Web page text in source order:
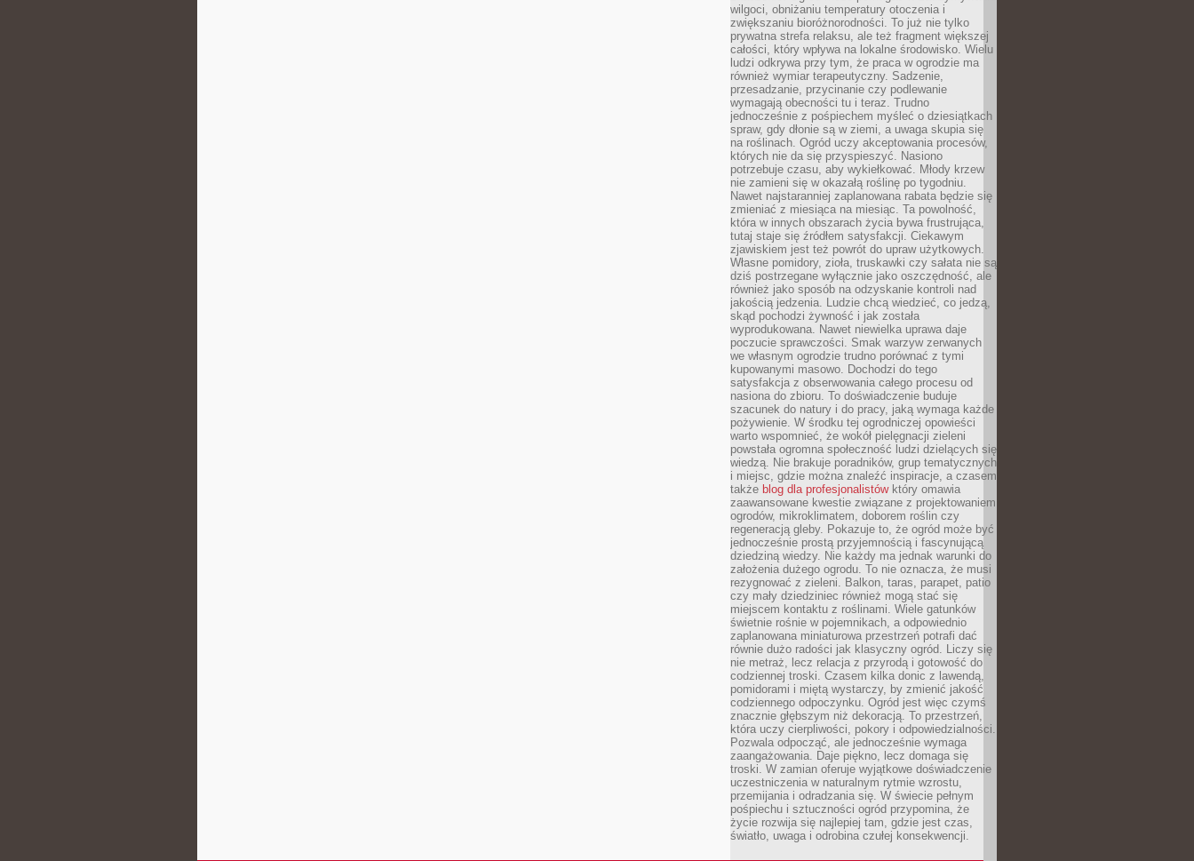
wilgoci, obniżaniu temperatury otoczenia i
zwiększaniu bioróżnorodności. To już nie tylko
prywatna strefa relaksu, ale też fragment większej
całości, który wpływa na lokalne środowisko. Wielu
ludzi odkrywa przy tym, że praca w ogrodzie ma
również wymiar terapeutyczny. Sadzenie,
przesadzanie, przycinanie czy podlewanie
wymagają obecności tu i teraz. Trudno
jednocześnie z pośpiechem myśleć o dziesiątkach
spraw, gdy dłonie są w ziemi, a uwaga skupia się
na roślinach. Ogród uczy akceptowania procesów,
których nie da się przyspieszyć. Nasiono
potrzebuje czasu, aby wykiełkować. Młody krzew
nie zamieni się w okazałą roślinę po tygodniu.
Nawet najstaranniej zaplanowana rabata będzie się
zmieniać z miesiąca na miesiąc. Ta powolność,
która w innych obszarach życia bywa frustrująca,
tutaj staje się źródłem satysfakcji. Ciekawym
zjawiskiem jest też powrót do upraw użytkowych.
Własne pomidory, zioła, truskawki czy sałata nie są
dziś postrzegane wyłącznie jako oszczędność, ale
również jako sposób na odzyskanie kontroli nad
jakością jedzenia. Ludzie chcą wiedzieć, co jedzą,
skąd pochodzi żywność i jak została
wyprodukowana. Nawet niewielka uprawa daje
poczucie sprawczości. Smak warzyw zerwanych
we własnym ogrodzie trudno porównać z tymi
kupowanymi masowo. Dochodzi do tego
satysfakcja z obserwowania całego procesu od
nasiona do zbioru. To doświadczenie buduje
szacunek do natury i do pracy, jaką wymaga każde
pożywienie. W środku tej ogrodniczej opowieści
warto wspomnieć, że wokół pielęgnacji zieleni
powstała ogromna społeczność ludzi dzielących się
wiedzą. Nie brakuje poradników, grup tematycznych
i miejsc, gdzie można znaleźć inspiracje, a czasem
także blog dla profesjonalistówktóry omawia
zaawansowane kwestie związane z projektowaniem
ogrodów, mikroklimatem, doborem roślin czy
regeneracją gleby. Pokazuje to, że ogród może być
jednocześnie prostą przyjemnością i fascynującą
dziedziną wiedzy. Nie każdy ma jednak warunki do
założenia dużego ogrodu. To nie oznacza, że musi
rezygnować z zieleni. Balkon, taras, parapet, patio
czy mały dziedziniec również mogą stać się
miejscem kontaktu z roślinami. Wiele gatunków
świetnie rośnie w pojemnikach, a odpowiednio
zaplanowana miniaturowa przestrzeń potrafi dać
równie dużo radości jak klasyczny ogród. Liczy się
nie metraż, lecz relacja z przyrodą i gotowość do
codziennej troski. Czasem kilka donic z lawendą,
pomidorami i miętą wystarczy, by zmienić jakość
codziennego odpoczynku. Ogród jest więc czymś
znacznie głębszym niż dekoracją. To przestrzeń,
która uczy cierpliwości, pokory i odpowiedzialności.
Pozwala odpocząć, ale jednocześnie wymaga
zaangażowania. Daje piękno, lecz domaga się
troski. W zamian oferuje wyjątkowe doświadczenie
uczestniczenia w naturalnym rytmie wzrostu,
przemijania i odradzania się. W świecie pełnym
pośpiechu i sztuczności ogród przypomina, że
życie rozwija się najlepiej tam, gdzie jest czas,
światło, uwaga i odrobina czułej konsekwencji.